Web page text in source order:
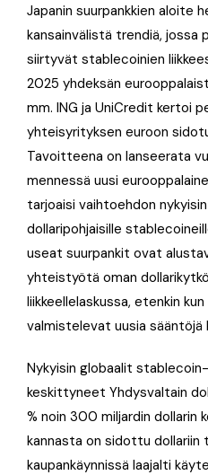
Japanin suurpankkien aloite
kansainvälistä trendiä,
siirtyvät stablecoinien
2025 yhdeksän
mm. ING ja UniCredit kertoi
yhteisyrityksen euroon
Tavoitteena on lanseerata
mennessä uusi
tarjoaisi vaihtoehdon
dollaripohjaisille
useat suurpankit ovat
yhteistyötä oman
liikkeellelaskussa, etenkin
valmistelevat uusia sääntöjä
Nykyisin globaalit
keskittyneet Yhdysvaltain
% noin 300 miljardin dollarin
kannasta on sidottu dollariin
kaupankäynnissä laajalti